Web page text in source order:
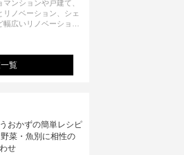
マンションや戸建て、
リノベーション、シェ
幅広いリノベーション
」だけではなく「働
「学ぶ」「旅する」と
、暮らしや生き方を
覧
おかずの簡単レシピ
菜・魚別に相性の
せ